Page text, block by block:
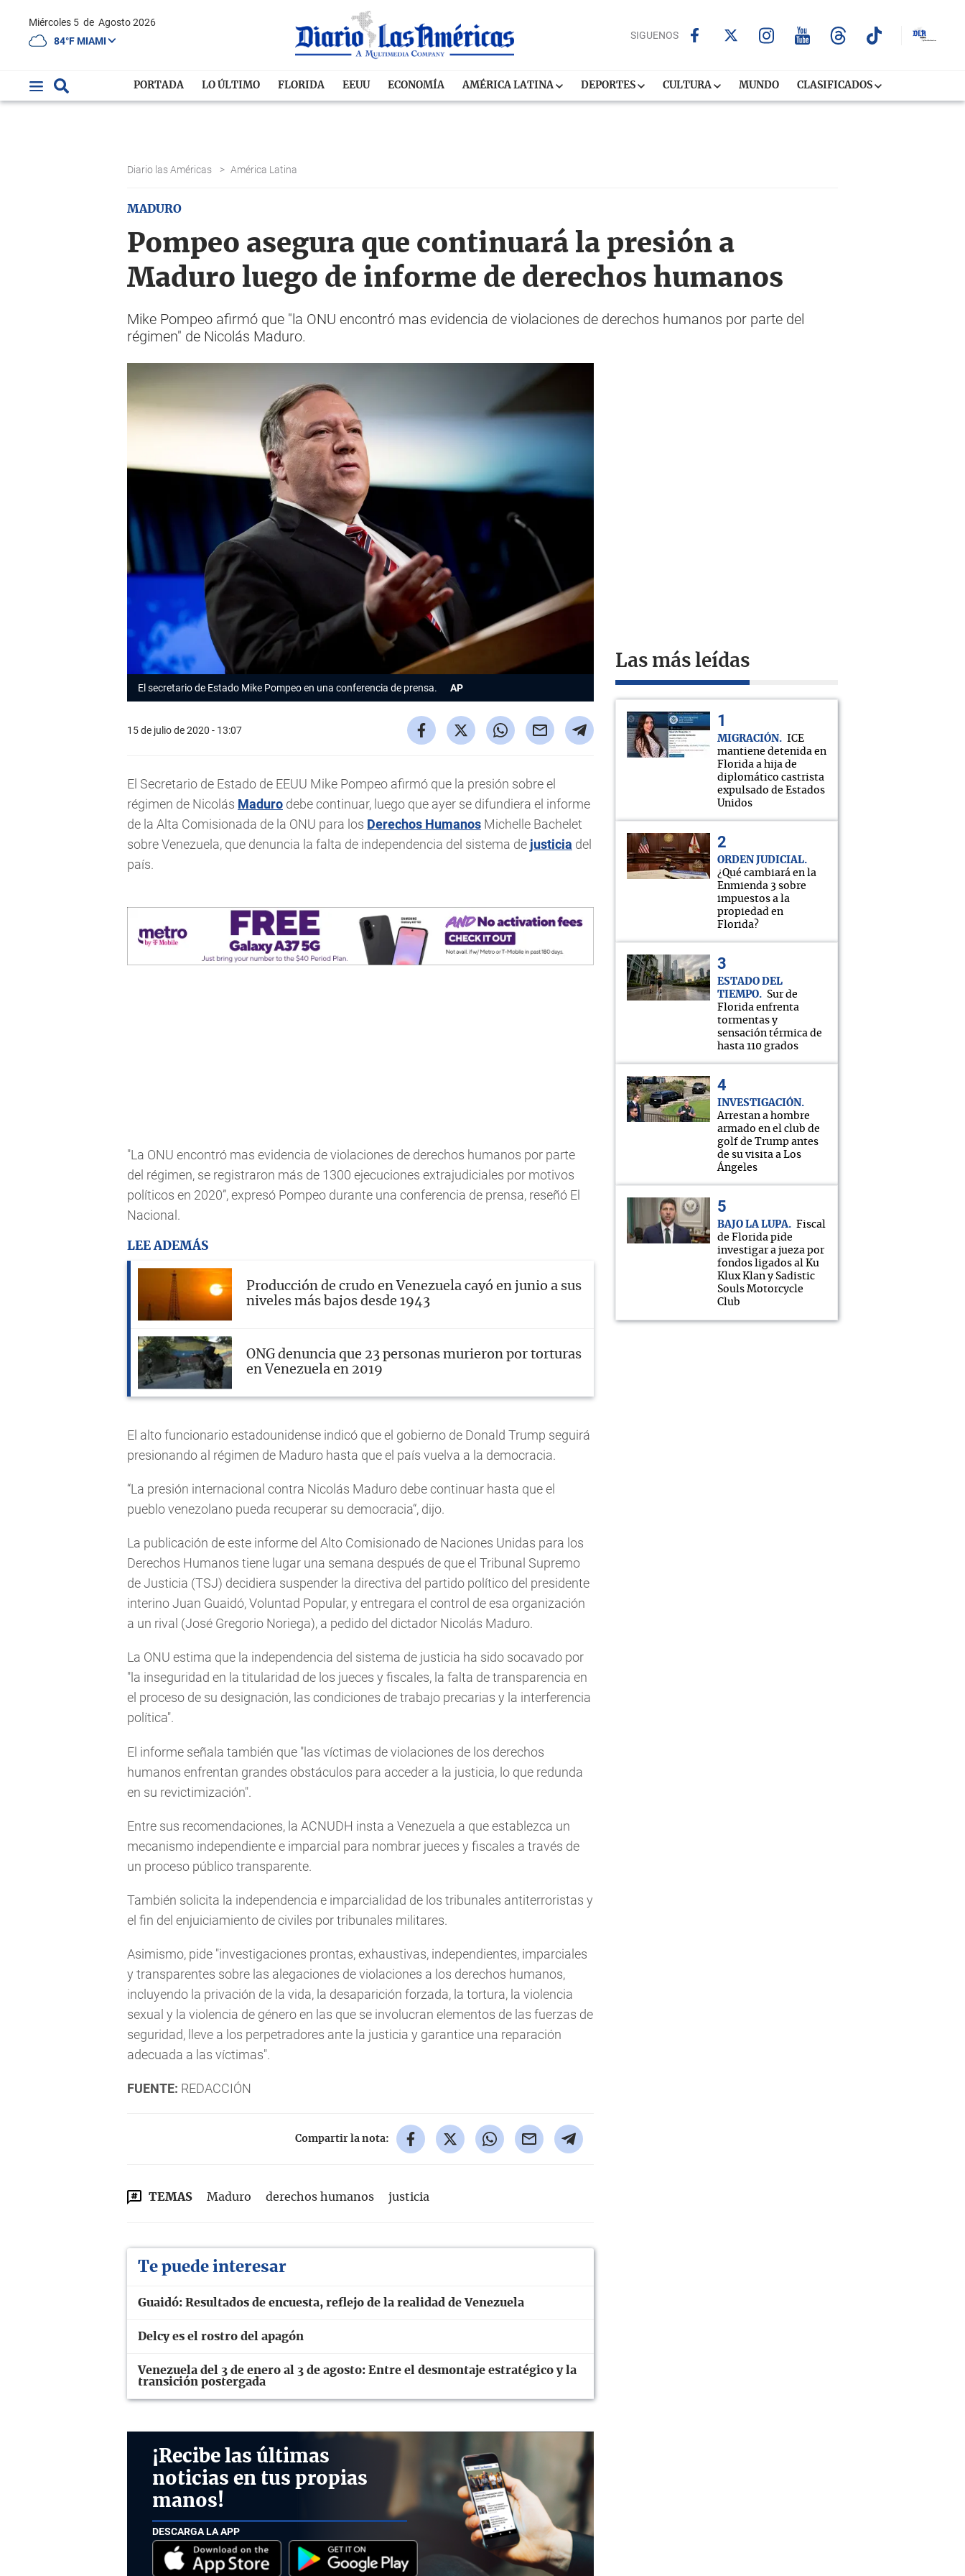
Miércoles 5 de Agosto 2026
84°F MIAMI
SIGUENOS
PORTADA LO ÚLTIMO FLORIDA EEUU ECONOMÍA AMÉRICA LATINA DEPORTES CULTURA MUNDO CLASIFICADOS
Diario las Américas > América Latina
MADURO
Pompeo asegura que continuará la presión a
Maduro luego de informe de derechos humanos
Mike Pompeo afirmó que "la ONU encontró mas evidencia de violaciones de derechos humanos por parte del
régimen" de Nicolás Maduro.
El secretario de Estado Mike Pompeo en una conferencia de prensa. AP
15 de julio de 2020 - 13:07
El Secretario de Estado de EEUU Mike Pompeo afirmó que la presión sobre el
régimen de Nicolás Maduro debe continuar, luego que ayer se difundiera el informe
de la Alta Comisionada de la ONU para los Derechos Humanos Michelle Bachelet
sobre Venezuela, que denuncia la falta de independencia del sistema de justicia del
país.
"La ONU encontró mas evidencia de violaciones de derechos humanos por parte
del régimen, se registraron más de 1300 ejecuciones extrajudiciales por motivos
políticos en 2020”, expresó Pompeo durante una conferencia de prensa, reseñó El
Nacional.
LEE ADEMÁS
Producción de crudo en Venezuela cayó en junio a sus
niveles más bajos desde 1943
ONG denuncia que 23 personas murieron por torturas
en Venezuela en 2019
El alto funcionario estadounidense indicó que el gobierno de Donald Trump seguirá
presionando al régimen de Maduro hasta que el país vuelva a la democracia.
“La presión internacional contra Nicolás Maduro debe continuar hasta que el
pueblo venezolano pueda recuperar su democracia“, dijo.
La publicación de este informe del Alto Comisionado de Naciones Unidas para los
Derechos Humanos tiene lugar una semana después de que el Tribunal Supremo
de Justicia (TSJ) decidiera suspender la directiva del partido político del presidente
interino Juan Guaidó, Voluntad Popular, y entregara el control de esa organización
a un rival (José Gregorio Noriega), a pedido del dictador Nicolás Maduro.
La ONU estima que la independencia del sistema de justicia ha sido socavado por
"la inseguridad en la titularidad de los jueces y fiscales, la falta de transparencia en
el proceso de su designación, las condiciones de trabajo precarias y la interferencia
política".
El informe señala también que "las víctimas de violaciones de los derechos
humanos enfrentan grandes obstáculos para acceder a la justicia, lo que redunda
en su revictimización".
Entre sus recomendaciones, la ACNUDH insta a Venezuela a que establezca un
mecanismo independiente e imparcial para nombrar jueces y fiscales a través de
un proceso público transparente.
También solicita la independencia e imparcialidad de los tribunales antiterroristas y
el fin del enjuiciamiento de civiles por tribunales militares.
Asimismo, pide "investigaciones prontas, exhaustivas, independientes, imparciales
y transparentes sobre las alegaciones de violaciones a los derechos humanos,
incluyendo la privación de la vida, la desaparición forzada, la tortura, la violencia
sexual y la violencia de género en las que se involucran elementos de las fuerzas de
seguridad, lleve a los perpetradores ante la justicia y garantice una reparación
adecuada a las víctimas".
FUENTE: REDACCIÓN
Compartir la nota:
TEMAS Maduro derechos humanos justicia
Te puede interesar
Guaidó: Resultados de encuesta, reflejo de la realidad de Venezuela
Delcy es el rostro del apagón
Venezuela del 3 de enero al 3 de agosto: Entre el desmontaje estratégico y la
transición postergada
¡Recibe las últimas
noticias en tus propias
manos!
DESCARGA LA APP
Las más leídas
MIGRACIÓN
ICE
mantiene detenida en
Florida a hija de
diplomático castrista
expulsado de Estados
Unidos
ORDEN JUDICIAL
¿Qué cambiará en la
Enmienda 3 sobre
impuestos a la
propiedad en
Florida?
ESTADO DEL
TIEMPO
Sur de
Florida enfrenta
tormentas y
sensación térmica de
hasta 110 grados
INVESTIGACIÓN
Arrestan a hombre
armado en el club de
golf de Trump antes
de su visita a Los
Ángeles
BAJO LA LUPA
Fiscal
de Florida pide
investigar a jueza por
fondos ligados al Ku
Klux Klan y Sadistic
Souls Motorcycle
Club